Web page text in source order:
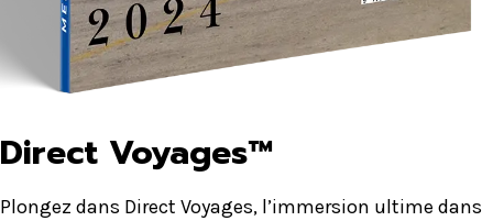
Direct Voyages™
Plongez dans Direct Voyages, l’immersion ultime dans